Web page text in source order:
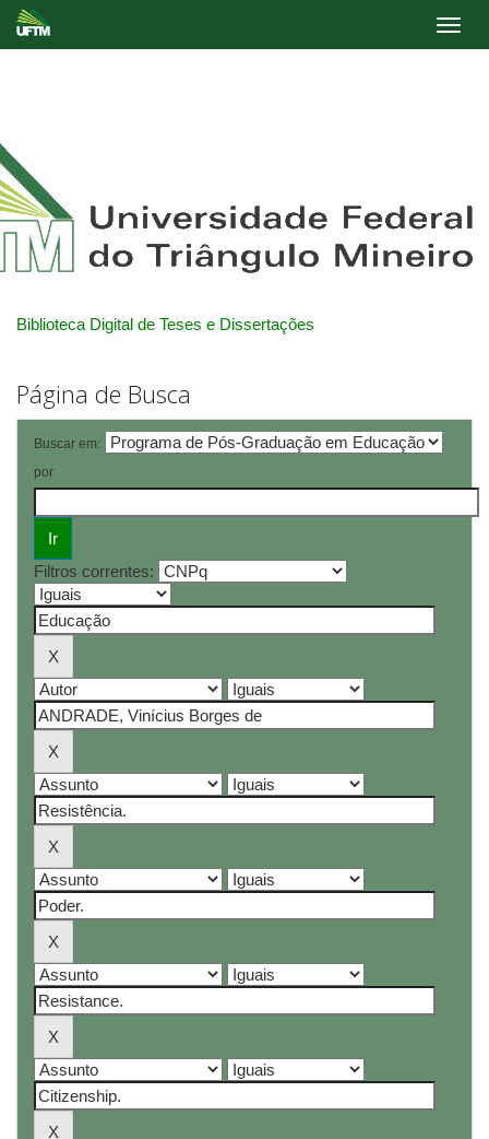
Biblioteca Digital de Teses e Dissertações
Página de Busca
Buscar em:
por
Filtros correntes: